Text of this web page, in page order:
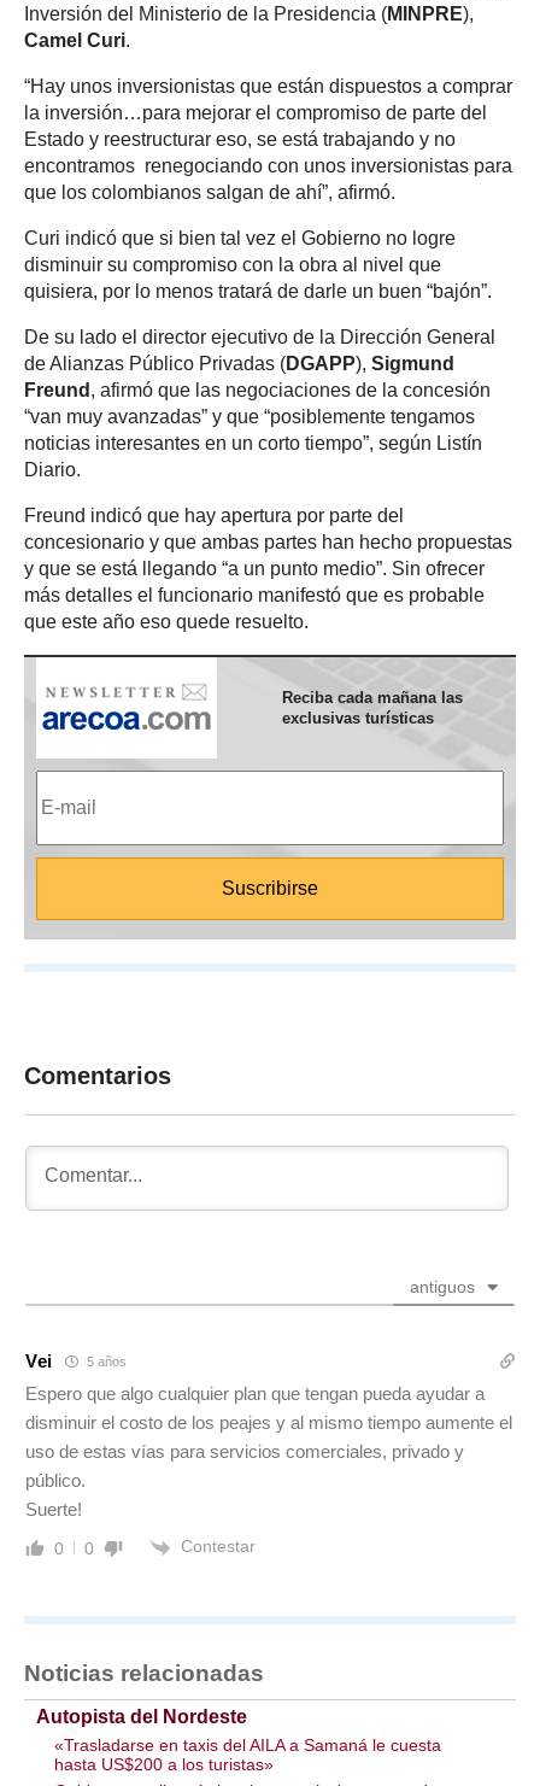
Inversión del Ministerio de la Presidencia (MINPRE),
Camel Curi.
“Hay unos inversionistas que están dispuestos a comprar
la inversión…para mejorar el compromiso de parte del
Estado y reestructurar eso, se está trabajando y no
encontramos renegociando con unos inversionistas para
que los colombianos salgan de ahí”, afirmó.
Curi indicó que si bien tal vez el Gobierno no logre
disminuir su compromiso con la obra al nivel que
quisiera, por lo menos tratará de darle un buen “bajón”.
De su lado el director ejecutivo de la Dirección General
de Alianzas Público Privadas (DGAPP), Sigmund
Freund , afirmó que las negociaciones de la concesión
“van muy avanzadas” y que “posiblemente tengamos
noticias interesantes en un corto tiempo”, según Listín
Diario.
Freund indicó que hay apertura por parte del
concesionario y que ambas partes han hecho propuestas
y que se está llegando “a un punto medio”. Sin ofrecer
más detalles el funcionario manifestó que es probable
que este año eso quede resuelto.
Reciba cada mañana las
exclusivas turísticas
Comentarios
antiguos
Vei 5 años
Espero que algo cualquier plan que tengan pueda ayudar a
disminuir el costo de los peajes y al mismo tiempo aumente el
uso de estas vías para servicios comerciales, privado y
público.
Suerte!
0 0 Contestar
Noticias relacionadas
Autopista del Nordeste
«Trasladarse en taxis del AILA a Samaná le cuesta
hasta US$200 a los turistas»